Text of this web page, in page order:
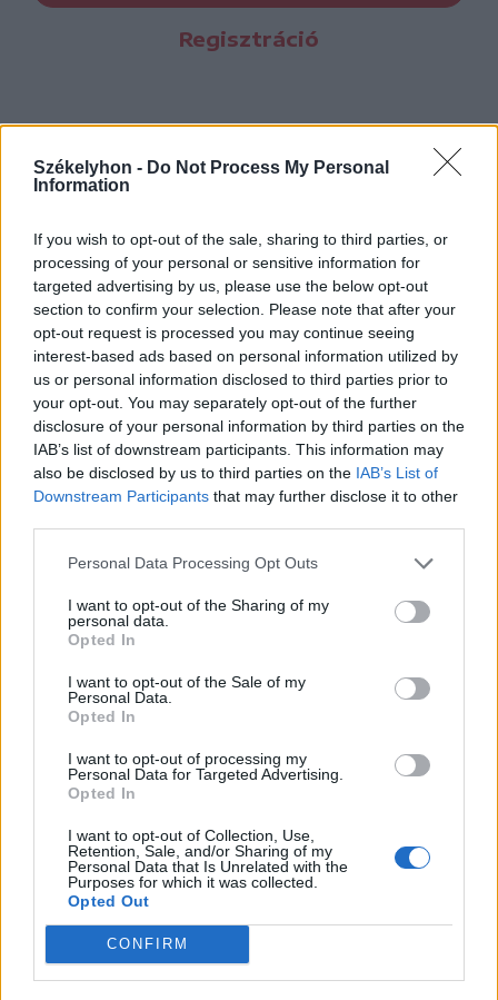
Székelyhon - Do Not Process My Personal
Information
If you wish to opt-out of the sale, sharing to third parties, or
processing of your personal or sensitive information for
targeted advertising by us, please use the below opt-out
section to confirm your selection. Please note that after your
opt-out request is processed you may continue seeing
interest-based ads based on personal information utilized by
us or personal information disclosed to third parties prior to
your opt-out. You may separately opt-out of the further
disclosure of your personal information by third parties on the
IAB’s list of downstream participants. This information may
also be disclosed by us to third parties on the IAB’s List of
Downstream Participants that may further disclose it to other
Personal Data Processing Opt Outs
I want to opt-out of the Sharing of my
personal data.
Opted In
I want to opt-out of the Sale of my
Personal Data.
Opted In
I want to opt-out of processing my
Personal Data for Targeted Advertising.
Opted In
I want to opt-out of Collection, Use,
Retention, Sale, and/or Sharing of my
Personal Data that Is Unrelated with the
Purposes for which it was collected.
Opted Out
CONFIRM
Regisztráció
Hasznos
Impresszum
Szerzői jogok
Adatvédelmi tájékoztató
Cookie-kezelési tájékoztató
Hozzászólási szabályzat
Nyomtatott lapjaink archívuma
Székely Hírmondó archívuma
Sütibeállítások
Médiatér
Liget
Krónika
Bihari Napló
Erdélyi Napló
Főtér